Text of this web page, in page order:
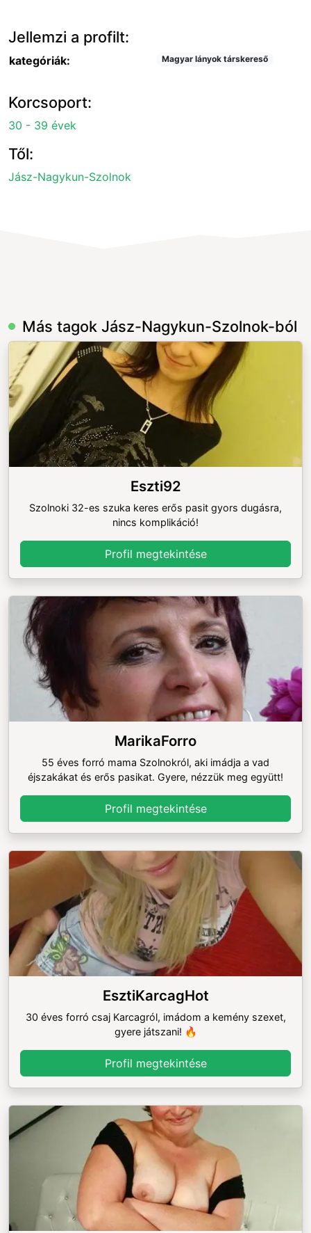
Jellemzi a profilt:
kategóriák: Magyar lányok társkereső
Korcsoport:
30 - 39 évek
Től:
Jász-Nagykun-Szolnok
Más tagok Jász-Nagykun-Szolnok-ból
Eszti92
Szolnoki 32-es szuka keres erős pasit gyors dugásra,
nincs komplikáció!
Profil megtekintése
MarikaForro
55 éves forró mama Szolnokról, aki imádja a vad
éjszakákat és erős pasikat. Gyere, nézzük meg együtt!
Profil megtekintése
EsztiKarcagHot
30 éves forró csaj Karcagról, imádom a kemény szexet,
gyere játszani! 🔥
Profil megtekintése